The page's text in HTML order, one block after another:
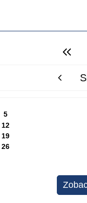
poprzedni
poprzedni
5
12
19
26